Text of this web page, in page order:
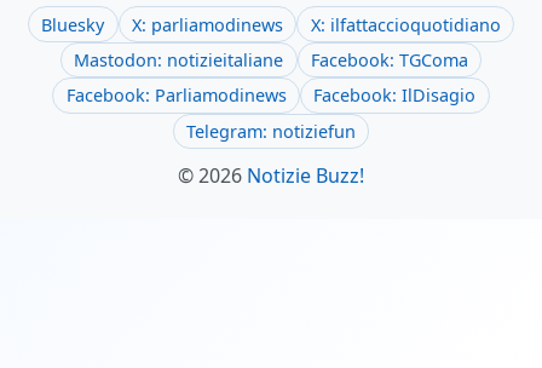
Bluesky X: parliamodinews
X: ilfattaccioquotidiano
Mastodon: notizieitaliane
Facebook: TGComa
Facebook: Parliamodinews
Facebook: IlDisagio
Telegram: notiziefun
© 2026 Notizie Buzz!